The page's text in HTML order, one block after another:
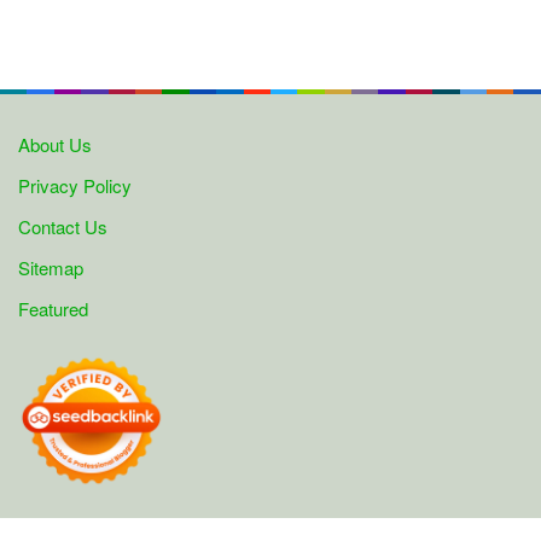
About Us
Privacy Policy
Contact Us
Sitemap
Featured